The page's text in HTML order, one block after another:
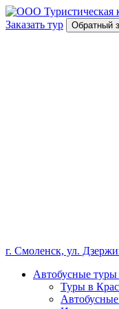
Заказать тур
Обратный
г. Смоленск, ул.
Автобусные
Туры в